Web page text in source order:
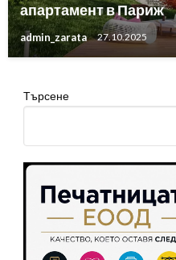
апартамент в Париж
admin_zarata 27.10.2025
Търсене